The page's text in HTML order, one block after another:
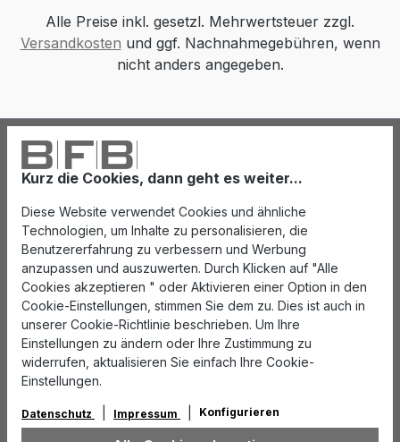
Kurz die Cookies, dann geht es weiter...
Diese Website verwendet Cookies und ähnliche
Technologien, um Inhalte zu personalisieren, die
Benutzererfahrung zu verbessern und Werbung
anzupassen und auszuwerten. Durch Klicken auf "Alle
Cookies akzeptieren " oder Aktivieren einer Option in den
Cookie-Einstellungen, stimmen Sie dem zu. Dies ist auch in
unserer Cookie-Richtlinie beschrieben. Um Ihre
Einstellungen zu ändern oder Ihre Zustimmung zu
widerrufen, aktualisieren Sie einfach Ihre Cookie-
Einstellungen.
Datenschutz Impressum Konfigurieren
Alle Preise inkl. gesetzl. Mehrwertsteuer zzgl.
Versandkosten und ggf. Nachnahmegebühren, wenn
nicht anders angegeben.